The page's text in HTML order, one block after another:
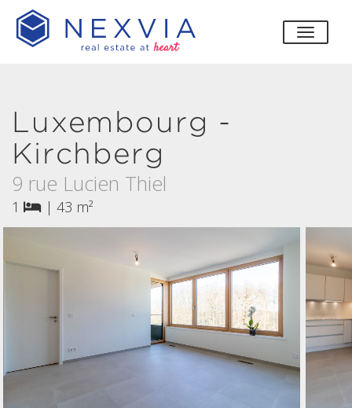
Luxembourg -
Kirchberg
9 rue Lucien Thiel
1 | 43 m²